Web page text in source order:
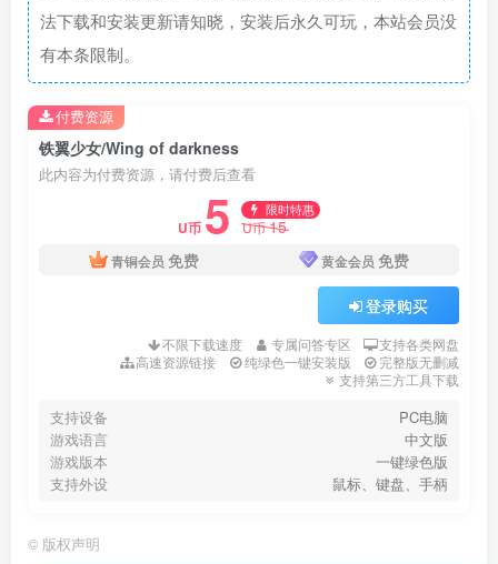
法下载和安装更新请知晓，安装后永久可玩，本站会员没
有本条限制。
铁翼少女/Wing of darkness
此内容为付费资源，请付费后查看
U币 5 限时特惠
U币15
青铜会员 免费 黄金会员 免费
登录购买
不限下载速度 专属问答专区
支持各类网盘
高速资源链接
纯绿色一键安装版
完整版无删减
支持第三方工具下载
支持设备
PC电脑
游戏语言
中文版
游戏版本
一键绿色版
支持外设
鼠标、键盘、手柄
付费资源
© 版权声明